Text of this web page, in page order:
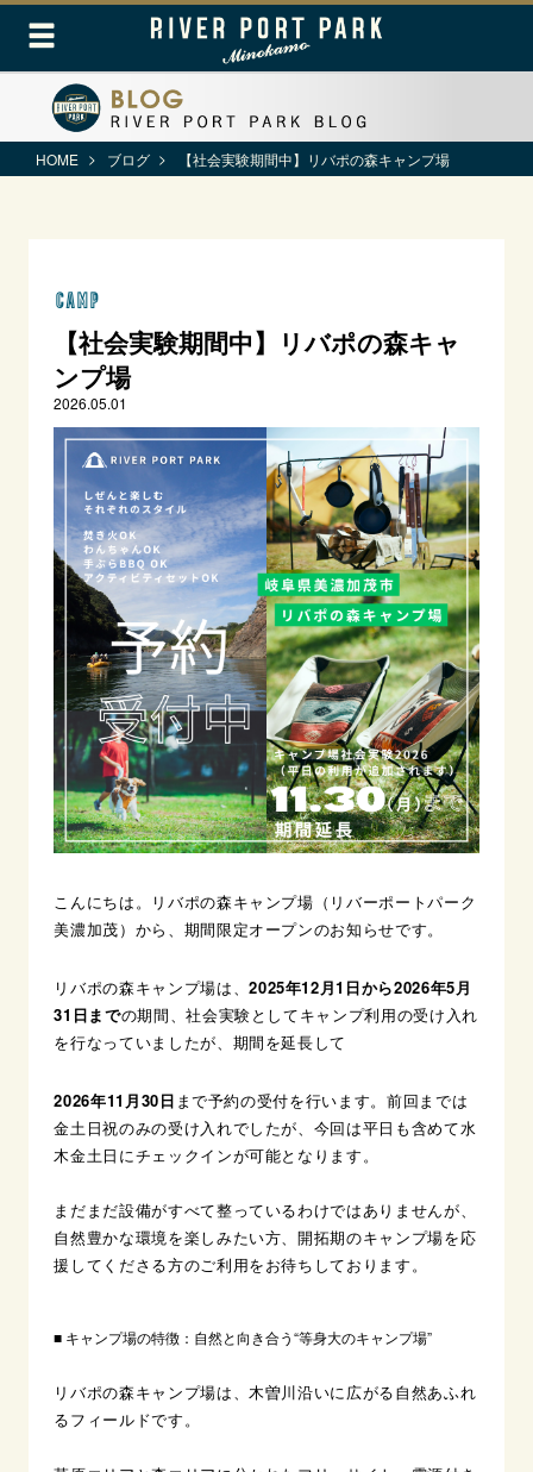
HOME ブログ 【社会実験期間中】リバポの森キャンプ場
CAMP
【社会実験期間中】リバポの森キャ
ンプ場
2026.05.01
こんにちは。リバポの森キャンプ場（リバーポートパーク
美濃加茂）から、期間限定オープンのお知らせです。
リバポの森キャンプ場は、2025年12月1日から2026年5月
31日までの期間、社会実験としてキャンプ利用の受け入れ
を行なっていましたが、期間を延長して
2026年11月30日 まで予約の受付を行います。前回までは
金土日祝のみの受け入れでしたが、今回は平日も含めて水
木金土日にチェックインが可能となります。
まだまだ設備がすべて整っているわけではありませんが、
自然豊かな環境を楽しみたい方、開拓期のキャンプ場を応
援してくださる方のご利用をお待ちしております。
■ キャンプ場の特徴：自然と向き合う“等身大のキャンプ場”
リバポの森キャンプ場は、木曽川沿いに広がる自然あふれ
るフィールドです。